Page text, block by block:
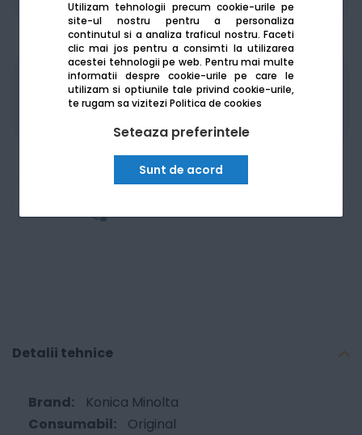
Utilizam tehnologii precum cookie-urile pe
site-ul nostru pentru a personaliza
continutul si a analiza traficul nostru. Faceti
clic mai jos pentru a consimti la utilizarea
acestei tehnologii pe web. Pentru mai multe
informatii despre cookie-urile pe care le
utilizam si optiunile tale privind cookie-urile,
te rugam sa viziteziPolitica de cookies
Seteaza preferintele
Sunt de acord
Produsele sunt disponibile pe platforma de
achizitii publiceSEAP/SICAP
Detalii tehnice
Konica Minolta
Original